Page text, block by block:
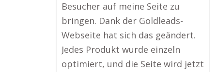
Besucher auf meine Seite zu
bringen. Dank der Goldleads-
Webseite hat sich das geändert.
Jedes Produkt wurde einzeln
optimiert, und die Seite wird jetzt